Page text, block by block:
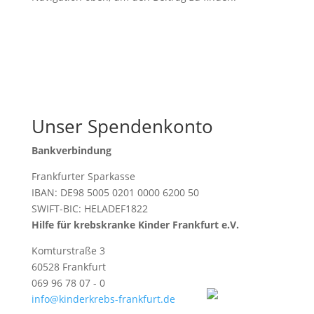
Unser Spendenkonto
Bankverbindung
Frankfurter Sparkasse
IBAN: DE98 5005 0201 0000 6200 50
SWIFT-BIC: HELADEF1822
Hilfe für krebskranke Kinder Frankfurt e.V.
Komturstraße 3
60528 Frankfurt
069 96 78 07 - 0
info@kinderkrebs-frankfurt.de